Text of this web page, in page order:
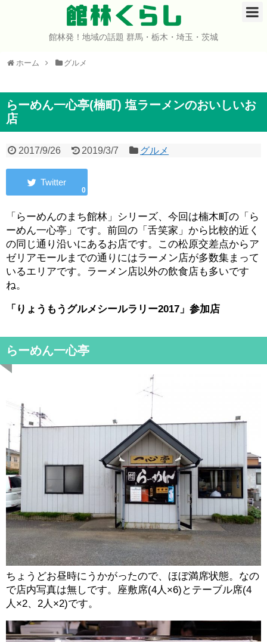
館林くらし
館林発！地域の話題 群馬・栃木・埼玉・茨城
ホーム グルメ
らーめん一心亭(楠町) 塩ラーメンのおいしいお
店
2017/9/26 2019/3/7 グルメ
0
「らーめんのまち館林」シリーズ、今回は楠木町の「ら
ーめん一心亭」です。前回の「舌笑家」から比較的近く
の同じ通り沿いにあるお店です。この松原交差点からア
ゼリアモールまでの通りにはラーメン店が多数集まって
いるエリアです。ラーメン店以外の飲食店も多いです
ね。
「りょうもうグルメシールラリー2017」参加店
らーめん一心亭
ちょうどお昼時にうかがったので、ほぼ満席状態。なの
で店内写真は無しです。座敷席(4人×6)とテーブル席(4
人×2、2人×2)です。
ホーム
イベント
グルメ
コミュニティ
宇宙よりも遠い場所